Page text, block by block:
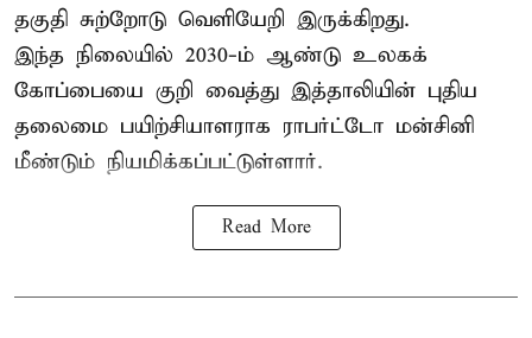
தகுதி சுற்றோடு வெளியேறி இருக்கிறது.
இந்த நிலையில் 2030-ம் ஆண்டு உலகக்
கோப்பையை குறி வைத்து இத்தாலியின் புதிய
தலைமை பயிற்சியாளராக ராபர்ட்டோ மன்சினி
மீண்டும் நியமிக்கப்பட்டுள்ளார்.
Read More